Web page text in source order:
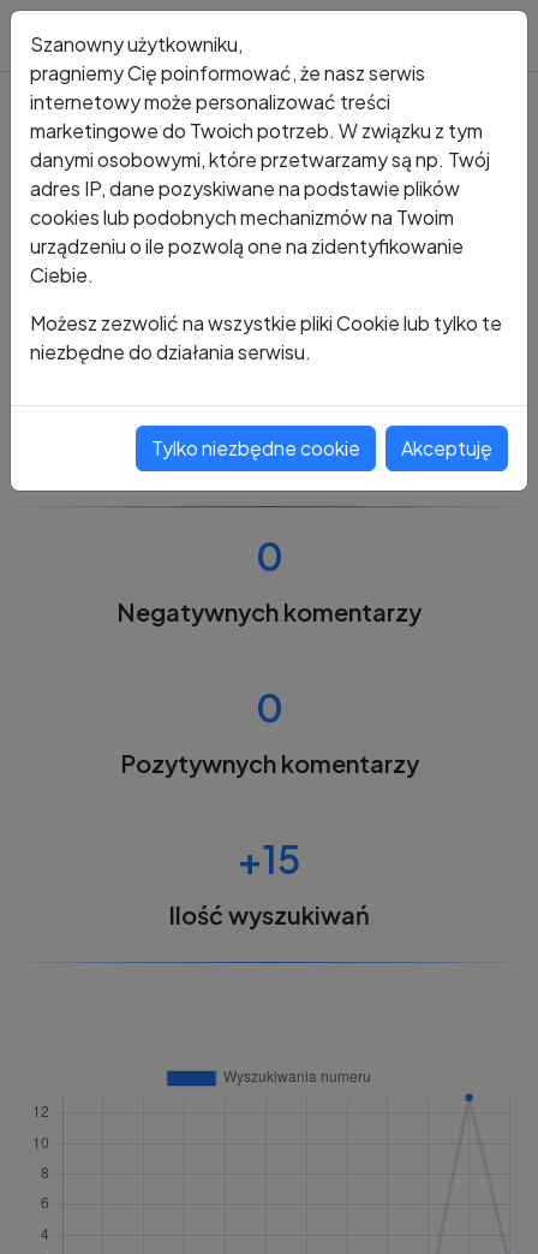
Kto dzwonił? Numer +48 791 458 958
+48 791 458 958
0
Negatywnych komentarzy
0
Pozytywnych komentarzy
+15
Ilość wyszukiwań
Szanowny użytkowniku,
pragniemy Cię poinformować, że nasz serwis
internetowy może personalizować treści
marketingowe do Twoich potrzeb. W związku z tym
danymi osobowymi, które przetwarzamy są np. Twój
adres IP, dane pozyskiwane na podstawie plików
cookies lub podobnych mechanizmów na Twoim
urządzeniu o ile pozwolą one na zidentyfikowanie
Ciebie.
Możesz zezwolić na wszystkie pliki Cookie lub tylko te
niezbędne do działania serwisu.
Tylko niezbędne cookie Akceptuję